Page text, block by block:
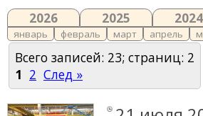
2026 2025 2024
январь февраль март апрель
Всего записей: 23; страниц: 2
1 2 След »